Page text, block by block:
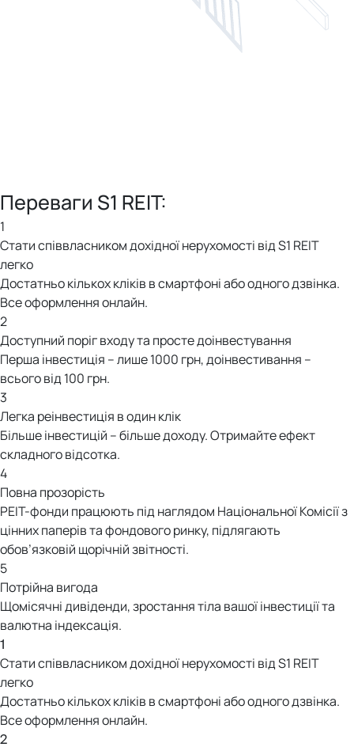
Переваги S1 REIT:
1
Стати співвласником дохідної нерухомості від S1 REIT
легко
Достатньо кількох кліків в смартфоні або одного дзвінка.
Все оформлення онлайн.
2
Доступний поріг входу та просте доінвестування
Перша інвестиція – лише 1000 грн, доінвестивання –
всього від 100 грн.
3
Легка реінвестиція в один клік
Більше інвестицій – більше доходу. Отримайте ефект
складного відсотка.
4
Повна прозорість
РЕІТ-фонди працюють під наглядом Національної Комісії з
цінних паперів та фондового ринку, підлягають
обов’язковій щорічній звітності.
5
Потрійна вигода
Щомісячні дивіденди, зростання тіла вашої інвестиції та
валютна індексація.
1
Стати співвласником дохідної нерухомості від S1 REIT
легко
Достатньо кількох кліків в смартфоні або одного дзвінка.
Все оформлення онлайн.
2